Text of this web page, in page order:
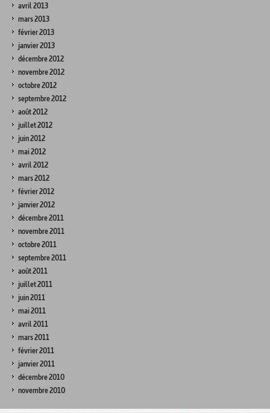
avril 2013
mars 2013
février 2013
janvier 2013
décembre 2012
novembre 2012
octobre 2012
septembre 2012
août 2012
juillet 2012
juin 2012
mai 2012
avril 2012
mars 2012
février 2012
janvier 2012
décembre 2011
novembre 2011
octobre 2011
septembre 2011
août 2011
juillet 2011
juin 2011
mai 2011
avril 2011
mars 2011
février 2011
janvier 2011
décembre 2010
novembre 2010